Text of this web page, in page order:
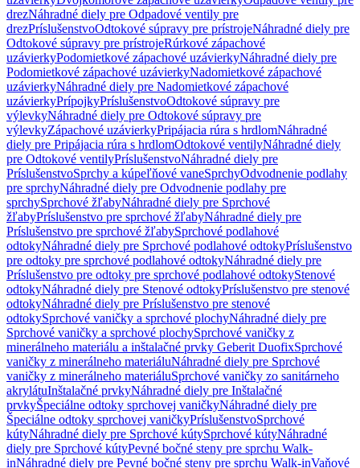
drezNáhradné diely pre Odpadové ventily pre
drezPríslušenstvoOdtokové súpravy pre prístrojeNáhradné diely pre
Odtokové súpravy pre prístrojeRúrkové zápachové
uzávierkyPodomietkové zápachové uzávierkyNáhradné diely pre
Podomietkové zápachové uzávierkyNadomietkové zápachové
uzávierkyNáhradné diely pre Nadomietkové zápachové
uzávierkyPrípojkyPríslušenstvoOdtokové súpravy pre
výlevkyNáhradné diely pre Odtokové súpravy pre
výlevkyZápachové uzávierkyPripájacia rúra s hrdlomNáhradné
diely pre Pripájacia rúra s hrdlomOdtokové ventilyNáhradné diely
pre Odtokové ventilyPríslušenstvoNáhradné diely pre
PríslušenstvoSprchy a kúpeľňové vaneSprchyOdvodnenie podlahy
pre sprchyNáhradné diely pre Odvodnenie podlahy pre
sprchySprchové žľabyNáhradné diely pre Sprchové
žľabyPríslušenstvo pre sprchové žľabyNáhradné diely pre
Príslušenstvo pre sprchové žľabySprchové podlahové
odtokyNáhradné diely pre Sprchové podlahové odtokyPríslušenstvo
pre odtoky pre sprchové podlahové odtokyNáhradné diely pre
Príslušenstvo pre odtoky pre sprchové podlahové odtokyStenové
odtokyNáhradné diely pre Stenové odtokyPríslušenstvo pre stenové
odtokyNáhradné diely pre Príslušenstvo pre stenové
odtokySprchové vaničky a sprchové plochyNáhradné diely pre
Sprchové vaničky a sprchové plochySprchové vaničky z
minerálneho materiálu a inštalačné prvky Geberit DuofixSprchové
vaničky z minerálneho materiáluNáhradné diely pre Sprchové
vaničky z minerálneho materiáluSprchové vaničky zo sanitárneho
akrylátuInštalačné prvkyNáhradné diely pre Inštalačné
prvkyŠpeciálne odtoky sprchovej vaničkyNáhradné diely pre
Špeciálne odtoky sprchovej vaničkyPríslušenstvoSprchové
kútyNáhradné diely pre Sprchové kútySprchové kútyNáhradné
diely pre Sprchové kútyPevné bočné steny pre sprchu Walk-
inNáhradné diely pre Pevné bočné steny pre sprchu Walk-inVaňové